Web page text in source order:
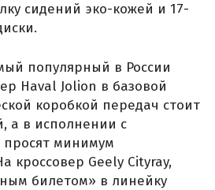
сидений эко-кожей и 17-
популярный в России
Haval Jolion в базовой
коробкой передач стоит
а в исполнении с
просят минимум
кроссовер Geely Cityray,
билетом» в линейку